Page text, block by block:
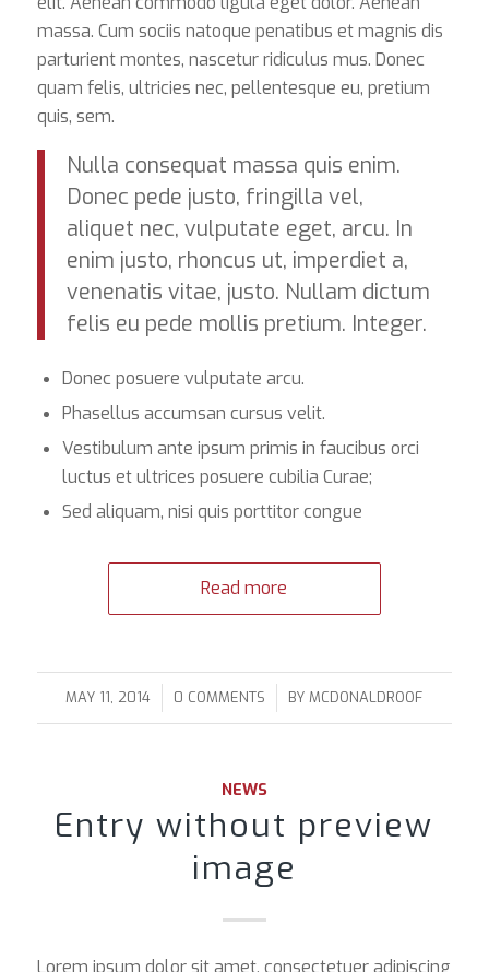
massa. Cum sociis natoque penatibus et magnis dis
parturient montes, nascetur ridiculus mus. Donec
quam felis, ultricies nec, pellentesque eu, pretium
quis, sem.
Nulla consequat massa quis enim.
Donec pede justo, fringilla vel,
aliquet nec, vulputate eget, arcu. In
enim justo, rhoncus ut, imperdiet a,
venenatis vitae, justo. Nullam dictum
felis eu pede mollis pretium. Integer.
Donec posuere vulputate arcu.
Phasellus accumsan cursus velit.
Vestibulum ante ipsum primis in faucibus orci
luctus et ultrices posuere cubilia Curae;
Sed aliquam, nisi quis porttitor congue
Read more
MAY 11, 2014
/ 0 COMMENTS
/ BYMCDONALDROOF
NEWS
Entry without preview
image
Lorem ipsum dolor sit amet, consectetuer adipiscing